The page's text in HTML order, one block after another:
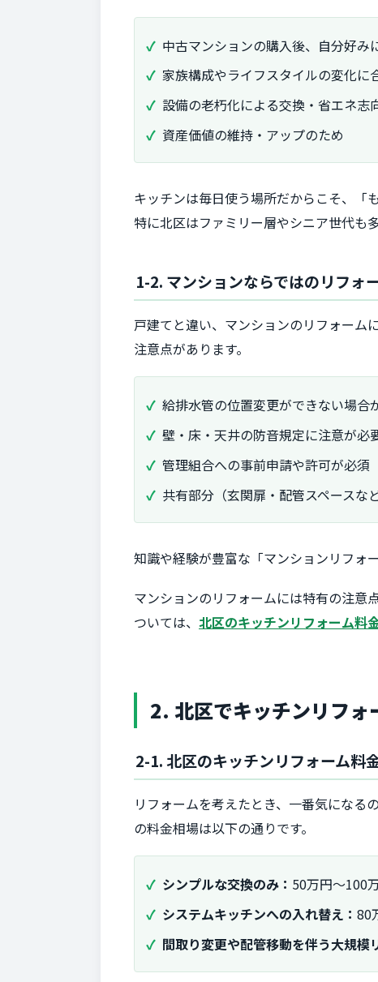
中古マンションの購入後、自分好み
家族構成やライフスタイルの変化に
設備の老朽化による交換・省エネ志
資産価値の維持・アップのため
キッチンは毎日使う場所だからこそ、「
特に北区はファミリー層やシニア世代も
1-2. マンションならではのリフォ
戸建てと違い、マンションのリフォーム
注意点があります。
給排水管の位置変更ができない場合
壁・床・天井の防音規定に注意が必
管理組合への事前申請や許可が必須
共有部分（玄関扉・配管スペースな
知識や経験が豊富な「マンションリフォ
マンションのリフォームには特有の注意
ついては、 北区のキッチンリフォーム料
2. 北区でキッチンリフォ
2-1. 北区のキッチンリフォーム料
リフォームを考えたとき、一番気になる
の料金相場は以下の通りです。
シンプルな交換のみ： 50万円～100
システムキッチンへの入れ替え： 80
間取り変更や配管移動を伴う大規模